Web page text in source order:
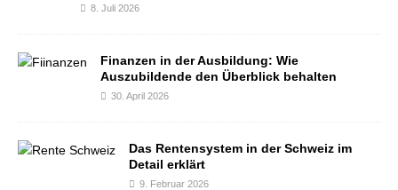
8. Juli 2026
Finanzen in der Ausbildung: Wie
Auszubildende den Überblick behalten
30. April 2026
Das Rentensystem in der Schweiz im
Detail erklärt
9. Februar 2026